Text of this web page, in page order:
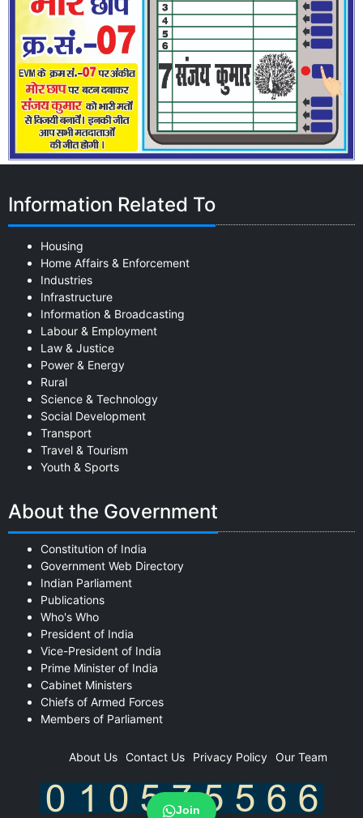
Join
Information Related To
Housing
Home Affairs & Enforcement
Industries
Infrastructure
Information & Broadcasting
Labour & Employment
Law & Justice
Power & Energy
Rural
Science & Technology
Social Development
Transport
Travel & Tourism
Youth & Sports
About the Government
Constitution of India
Government Web Directory
Indian Parliament
Publications
Who's Who
President of India
Vice-President of India
Prime Minister of India
Cabinet Ministers
Chiefs of Armed Forces
Members of Parliament
About Us Contact Us Privacy Policy Our Team